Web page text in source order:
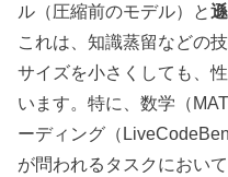
ル（圧縮前のモデル）と
これは、知識蒸留などの
サイズを小さくしても、
います。特に、数学（
ーディング（
が問われるタスクにおい